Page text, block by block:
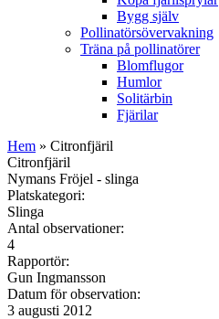
Bygg själv
Pollinatörsövervakning
Träna på pollinatörer
Blomflugor
Humlor
Solitärbin
Fjärilar
Hem » Citronfjäril
Citronfjäril
Nymans Fröjel - slinga
Platskategori:
Slinga
Antal observationer:
4
Rapportör:
Gun Ingmansson
Datum för observation:
3 augusti 2012